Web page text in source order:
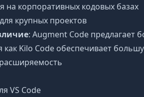
на корпоративных кодовых базах
крупных проектов
: Augment Code предлагает
как Kilo Code обеспечивает
VS Code